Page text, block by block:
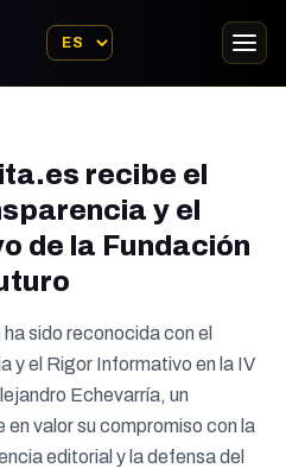
recibe el
y el
de la Fundación
sido reconocida con el
y el Rigor Informativo en la IV
Echevarría, un
valor su compromiso con la
editorial y la defensa del